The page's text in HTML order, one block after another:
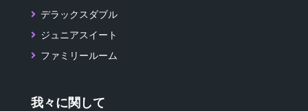
デラックスダブル
ジュニアスイート
ファミリールーム
我々に関して